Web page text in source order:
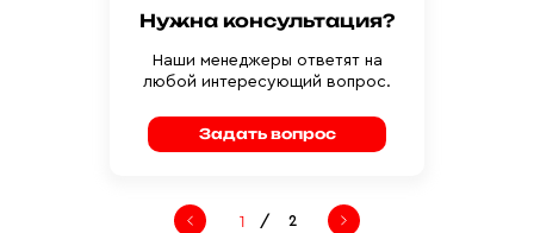
Нужна консультация?
Наши менеджеры ответят на
любой интересующий вопрос.
Задать вопрос
/ 2